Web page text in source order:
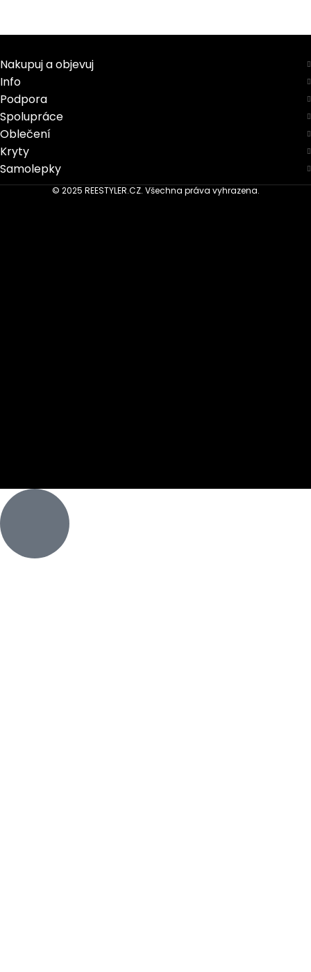
Nakupuj a objevuj
Info
Podpora
Spolupráce
Oblečení
Kryty
Samolepky
© 2025 REESTYLER.CZ. Všechna práva vyhrazena.